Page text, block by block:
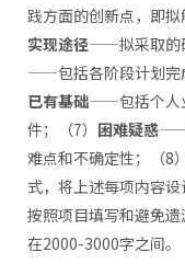
践方面的创新点，即拟
实现途径——拟采取的
——包括各阶段计划完
已有基础——包括个人
件；（7） 困难疑惑——
难点和不确定性；（8）
式，将上述每项内容
按照项目填写和避免
在2000-3000字之间。